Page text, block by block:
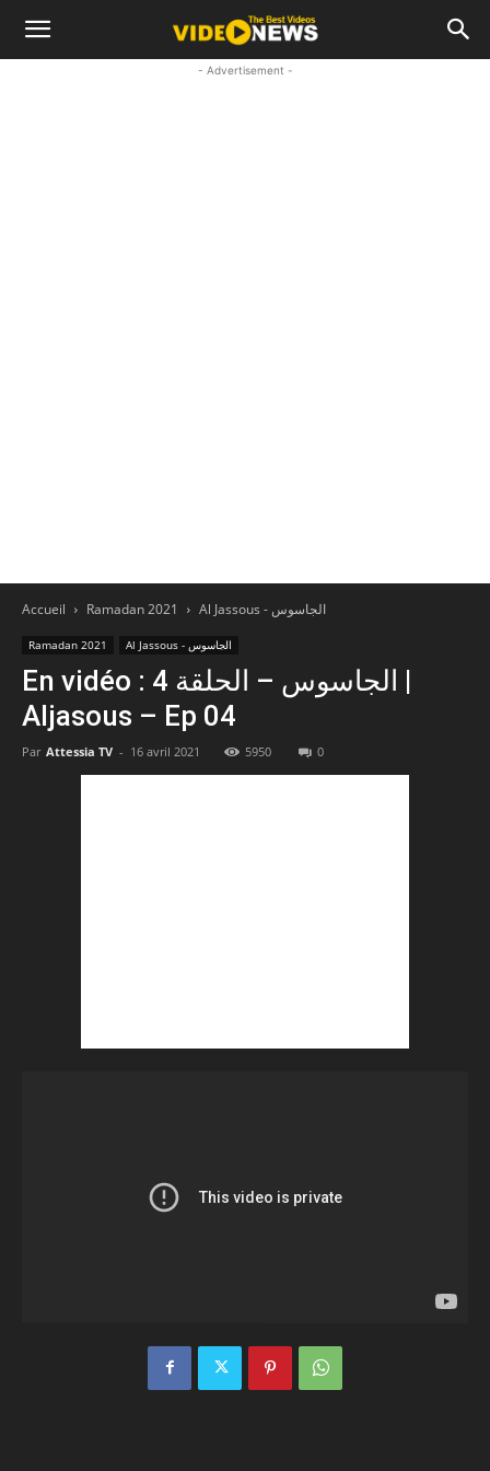
- Advertisement -
Accueil Ramadan 2021 Al Jassous - الجاسوس
Ramadan 2021 Al Jassous - الجاسوس
En vidéo : الجاسوس – الحلقة 4 |
Aljasous – Ep 04
Par Attessia TV - 16 avril 2021 5950 0